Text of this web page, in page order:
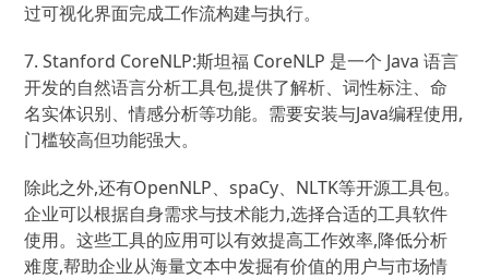
过可视化界面完成工作流构建与执行。
7. Stanford CoreNLP:斯坦福 CoreNLP 是一个 Java 语言
开发的自然语言分析工具包,提供了解析、词性标注、命
名实体识别、情感分析等功能。需要安装与Java编程使用,
门槛较高但功能强大。
除此之外,还有OpenNLP、spaCy、NLTK等开源工具包。
企业可以根据自身需求与技术能力,选择合适的工具软件
使用。这些工具的应用可以有效提高工作效率,降低分析
难度,帮助企业从海量文本中发掘有价值的用户与市场情